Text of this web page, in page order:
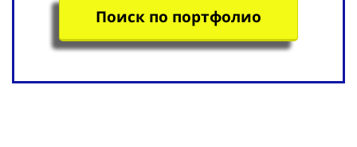
Поиск по портфолио